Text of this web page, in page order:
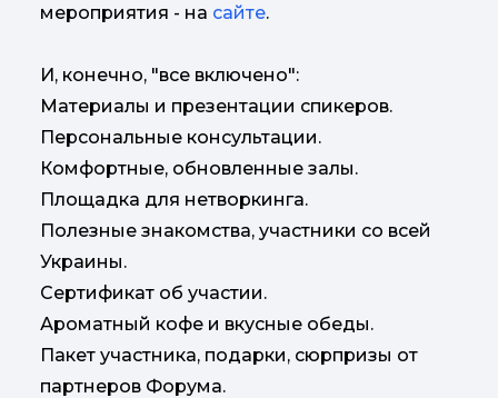
мероприятия - на сайте.
И, конечно, "все включено":
Материалы и презентации спикеров.
Персональные консультации.
Комфортные, обновленные залы.
Площадка для нетворкинга.
Полезные знакомства, участники со всей
Украины.
Сертификат об участии.
Ароматный кофе и вкусные обеды.
Пакет участника, подарки, сюрпризы от
партнеров Форума.